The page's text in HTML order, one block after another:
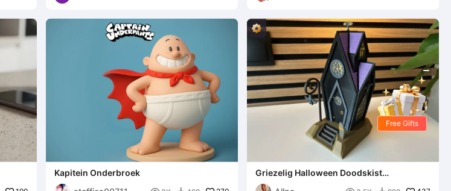
Kapitein Onderbroek
Griezelig Halloween Doodskist
Sprookjeshuis // Griezelig Halloween
Free Gifts